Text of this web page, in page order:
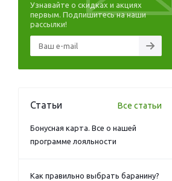
Узнавайте о скидках и акциях
первым. Подпишитесь на наши
рассылки!
Статьи Все статьи
Бонусная карта. Все о нашей
программе лояльности
Как правильно выбрать баранину?